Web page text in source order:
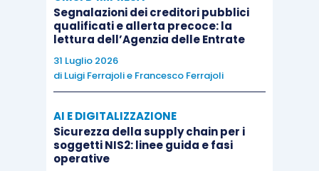
di fallimento medesima”.
Segnalazioni dei creditori pubblici
qualificati e allerta precoce: la
lettura dell’Agenzia delle Entrate
31 Luglio 2026
di Luigi Ferrajolie Francesco Ferrajoli
AI E DIGITALIZZAZIONE
Sicurezza della supply chain per i
soggetti NIS2: linee guida e fasi
operative